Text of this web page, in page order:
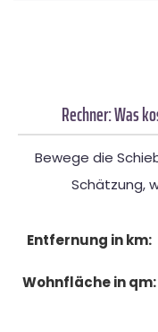
Rechner: Was
Bewege die
Schätzung,
Entfernung in km:
Wohnfläche in qm: